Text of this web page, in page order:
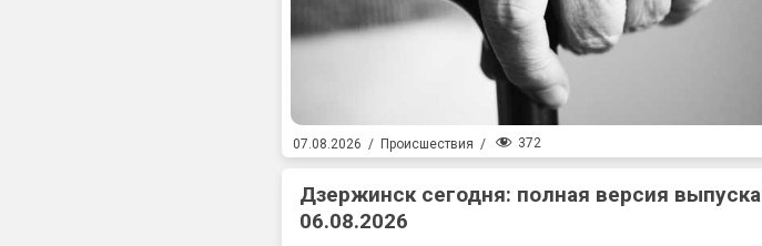
07.08.2026 / Происшествия / 372
Дзержинск сегодня: полная версия выпуска
06.08.2026